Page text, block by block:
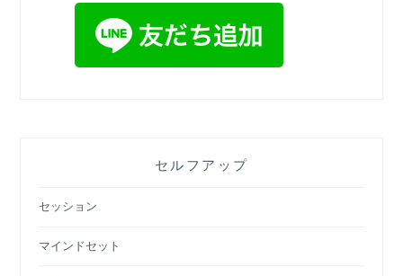
セルフアップ
セッション
マインドセット